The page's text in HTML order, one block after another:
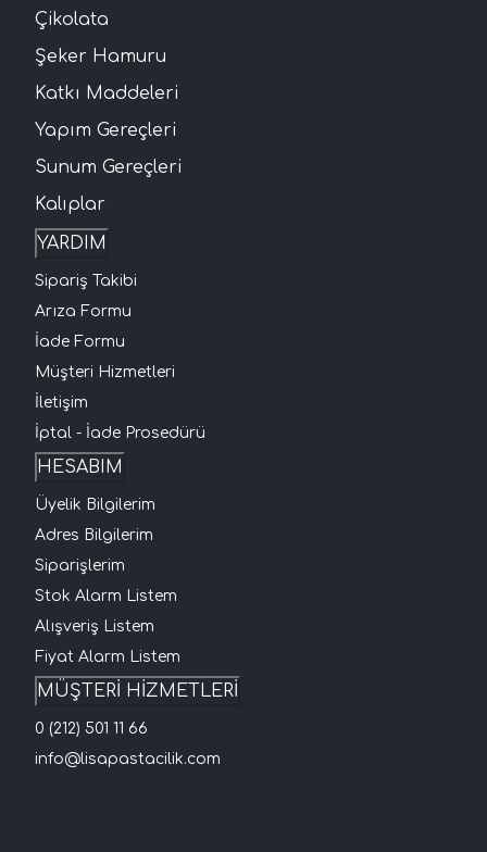
Çikolata
Şeker Hamuru
Katkı Maddeleri
Yapım Gereçleri
Sunum Gereçleri
Kalıplar
YARDIM
Sipariş Takibi
Arıza Formu
İade Formu
Müşteri Hizmetleri
İletişim
İptal - İade Prosedürü
HESABIM
Üyelik Bilgilerim
Adres Bilgilerim
Siparişlerim
Stok Alarm Listem
Alışveriş Listem
Fiyat Alarm Listem
MÜŞTERİ HİZMETLERİ
0 (212) 501 11 66
info@lisapastacilik.com